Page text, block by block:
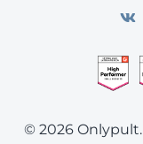
© 2026 Onlypult.